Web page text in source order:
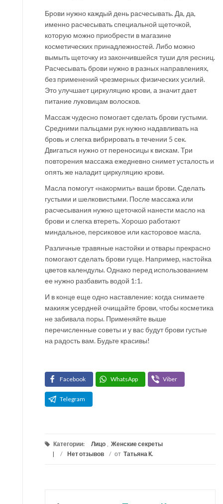
Брови нужно каждый день расчесывать. Да, да,
именно расчесывать специальной щеточкой,
которую можно приобрести в магазине
косметических принадлежностей. Либо можно
вымыть щеточку из закончившейся туши для ресниц.
Расчесывать брови нужно в разных направлениях,
без применений чрезмерных физических усилий.
Это улучшает циркуляцию крови, а значит дает
питание луковицам волосков.
Массаж чудесно помогает сделать брови густыми.
Средними пальцами рук нужно надавливать на
бровь и слегка вибрировать в течении 5 сек.
Двигаться нужно от переносицы к вискам. Три
повторения массажа ежедневно снимет усталость и
опять же наладит циркуляцию крови.
Масла помогут «накормить» ваши брови. Сделать
густыми и шелковистыми. После массажа или
расчесывания нужно щеточкой нанести масло на
брови и слегка втереть. Хорошо работают
миндальное, персиковое или касторовое масла.
Различные травяные настойки и отвары прекрасно
помогают сделать брови гуще. Например, настойка
цветов календулы. Однако перед использованием
ее нужно разбавить водой 1:1.
И в конце еще одно наставление: когда снимаете
макияж усердней очищайте брови, чтобы косметика
не забивала поры. Применяйте выше
перечисленные советы и у вас будут брови густые
на радость вам. Будьте красивы!
Facebook WhatsApp Viber
Telegram
Категории: Лицо , Женские секреты
/
Нет отзывов / от Татьяна К.